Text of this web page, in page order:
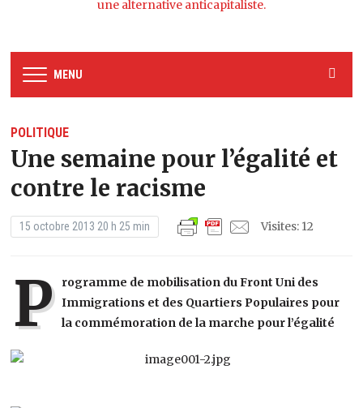
une alternative anticapitaliste.
MENU
POLITIQUE
Une semaine pour l’égalité et
contre le racisme
15 octobre 2013 20 h 25 min Visites: 12
P rogramme de mobilisation du Front Uni des
Immigrations et des Quartiers Populaires pour
la commémoration de la marche pour l’égalité